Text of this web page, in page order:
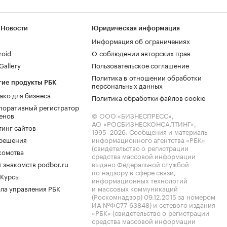
продукты РБК
для бизнеса
регистратор
сайтов
знакомств podbor.ru
управления РБК
Юридическая информация
Информация об ограничениях
О соблюдении авторских прав
Пользовательское соглашение
Политика в отношении обработки
персональных данных
Политика обработки файлов cookie
© ООО «БИЗНЕСПРЕСС»,
АО «РОСБИЗНЕСКОНСАЛТИНГ»,
1995–2026. Сообщения и материалы
информационного агентства «РБК»
(свидетельство о регистрации
средства массовой информации
выдано Федеральной службой
по надзору в сфере связи,
информационных технологий
и массовых коммуникаций
(Роскомнадзор) 09.12.2015 за номером
ИА №ФС77-63848) и сетевого издания
«РБК» (свидетельство о регистрации
средства массовой информации